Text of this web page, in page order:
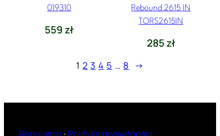
019310
559zł
Rebound 2615 IN
TORS2615IN
285zł
1 2 3 4 5 … 8 →